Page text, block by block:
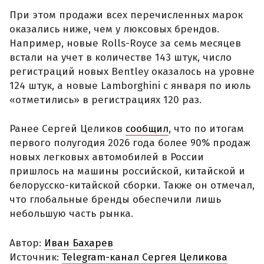
При этом продажи всех перечисленных марок
оказались ниже, чем у люксовых брендов.
Например, новые Rolls-Royce за семь месяцев
встали на учет в количестве 143 штук, число
регистраций новых Bentley оказалось на уровне
124 штук, а новые Lamborghini с января по июль
«отметились» в регистрациях 120 раз.
Ранее Сергей Целиков сообщил, что по итогам
первого полугодия 2026 года более 90% продаж
новых легковых автомобилей в России
пришлось на машины российской, китайской и
белорусско-китайской сборки. Также он отмечал,
что глобальные бренды обеспечили лишь
небольшую часть рынка.
Автор: Иван Бахарев
Источник: Telegram-канал Сергея Целикова